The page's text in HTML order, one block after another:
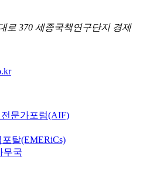
로 370 세종국책연구단지 경제
전문가포럼(AIF)
탈(EMERiCs)
무국